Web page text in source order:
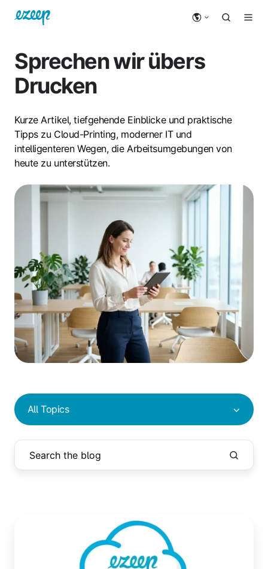
Sprechen wir übers
Drucken
Kurze Artikel, tiefgehende Einblicke und praktische
Tipps zu Cloud-Printing, moderner IT und
intelligenteren Wegen, die Arbeitsumgebungen von
heute zu unterstützen.
All Topics